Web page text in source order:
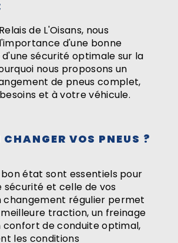
de L'Oisans, nous
d'une bonne
sécurité optimale sur la
nous proposons un
de pneus complet,
et à votre véhicule.
CHANGER VOS PNEUS ?
bon état sont essentiels pour
et celle de vos
changement régulier permet
traction, un freinage
de conduite optimal,
les conditions